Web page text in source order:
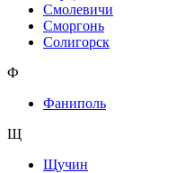
Смолевичи
Сморгонь
Солигорск
Ф
Фаниполь
Щ
Щучин